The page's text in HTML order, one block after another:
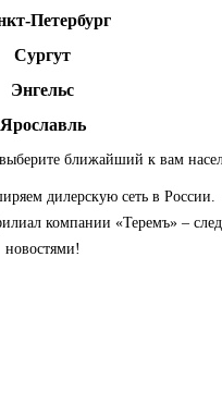
Петербург
Сургут
Энгельс
Ярославль
ближайший к вам
дилерскую сеть в России.
компании «Теремъ» –
новостями!